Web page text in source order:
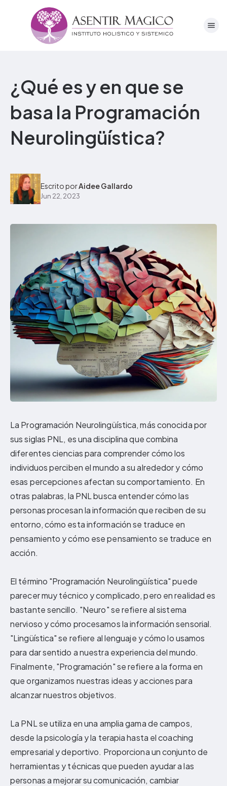
¿Qué es y en que se
basa la Programación
Neurolingüística?
Escrito porAidee Gallardo
Jun 22, 2023
La Programación Neurolingüística, más conocida por
sus siglas PNL, es una disciplina que combina
diferentes ciencias para comprender cómo los
individuos perciben el mundo a su alrededor y cómo
esas percepciones afectan su comportamiento. En
otras palabras, la PNL busca entender cómo las
personas procesan la información que reciben de su
entorno, cómo esta información se traduce en
pensamiento y cómo ese pensamiento se traduce en
acción.
El término "Programación Neurolingüística" puede
parecer muy técnico y complicado, pero en realidad es
bastante sencillo. "Neuro" se refiere al sistema
nervioso y cómo procesamos la información sensorial.
"Lingüística" se refiere al lenguaje y cómo lo usamos
para dar sentido a nuestra experiencia del mundo.
Finalmente, "Programación" se refiere a la forma en
que organizamos nuestras ideas y acciones para
alcanzar nuestros objetivos.
La PNL se utiliza en una amplia gama de campos,
desde la psicología y la terapia hasta el coaching
empresarial y deportivo. Proporciona un conjunto de
herramientas y técnicas que pueden ayudar a las
personas a mejorar su comunicación, cambiar